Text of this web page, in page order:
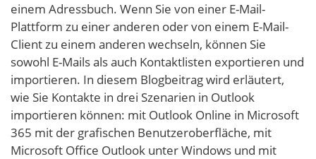
einem Adressbuch. Wenn Sie von einer E-Mail-
Plattform zu einer anderen oder von einem E-Mail-
Client zu einem anderen wechseln, können Sie
sowohl E-Mails als auch Kontaktlisten exportieren und
importieren. In diesem Blogbeitrag wird erläutert,
wie Sie Kontakte in drei Szenarien in Outlook
importieren können: mit Outlook Online in Microsoft
365 mit der grafischen Benutzeroberfläche, mit
Microsoft Office Outlook unter Windows und mit